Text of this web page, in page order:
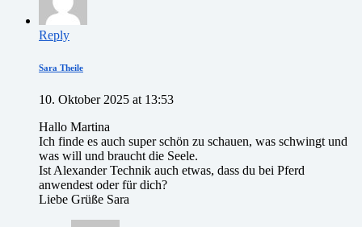
Reply
Sara Theile
10. Oktober 2025 at 13:53
Hallo Martina
Ich finde es auch super schön zu schauen, was schwingt und
was will und braucht die Seele.
Ist Alexander Technik auch etwas, dass du bei Pferd
anwendest oder für dich?
Liebe Grüße Sara